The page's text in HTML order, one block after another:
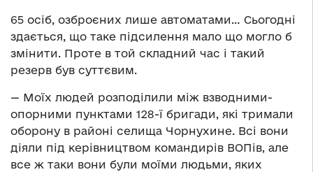
65 осіб, озброєних лише автоматами… Сьогодні
здається, що таке підсилення мало що могло б
змінити. Проте в той складний час і такий
резерв був суттєвим.
— Моїх людей розподілили між взводними-
опорними пунктами 128-ї бригади, які тримали
оборону в районі селища Чорнухине. Всі вони
діяли під керівництвом командирів ВОПів, але
все ж таки вони були моїми людьми, яких